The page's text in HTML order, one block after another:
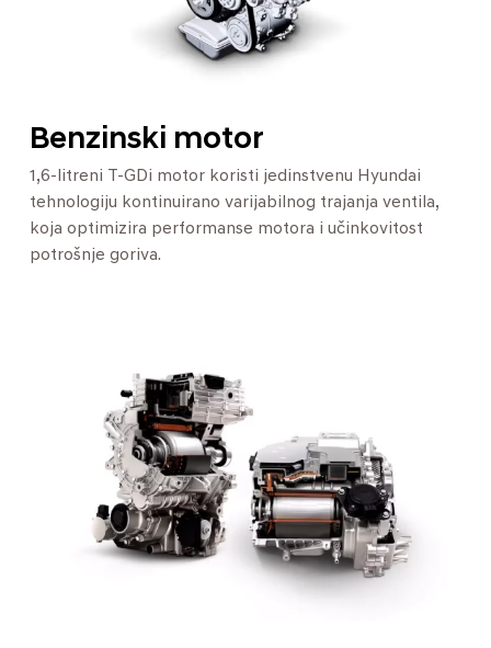
Benzinski motor
1,6-litreni T-GDi motor koristi jedinstvenu Hyundai
tehnologiju kontinuirano varijabilnog trajanja ventila,
koja optimizira performanse motora i učinkovitost
potrošnje goriva.